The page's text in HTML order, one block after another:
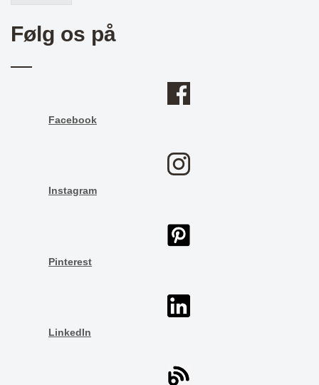
Følg os på
Facebook
Instagram
Pinterest
LinkedIn